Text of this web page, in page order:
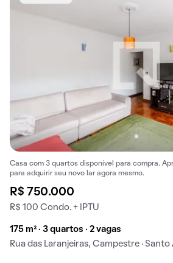
Casa com 3 quartos disponível para compra.
para adquirir seu novo lar agora mesmo.
R$ 750.000
R$ 100 Condo. + IPTU
175 m² · 3 quartos · 2 vagas
Rua das Laranjeiras, Campestre ·